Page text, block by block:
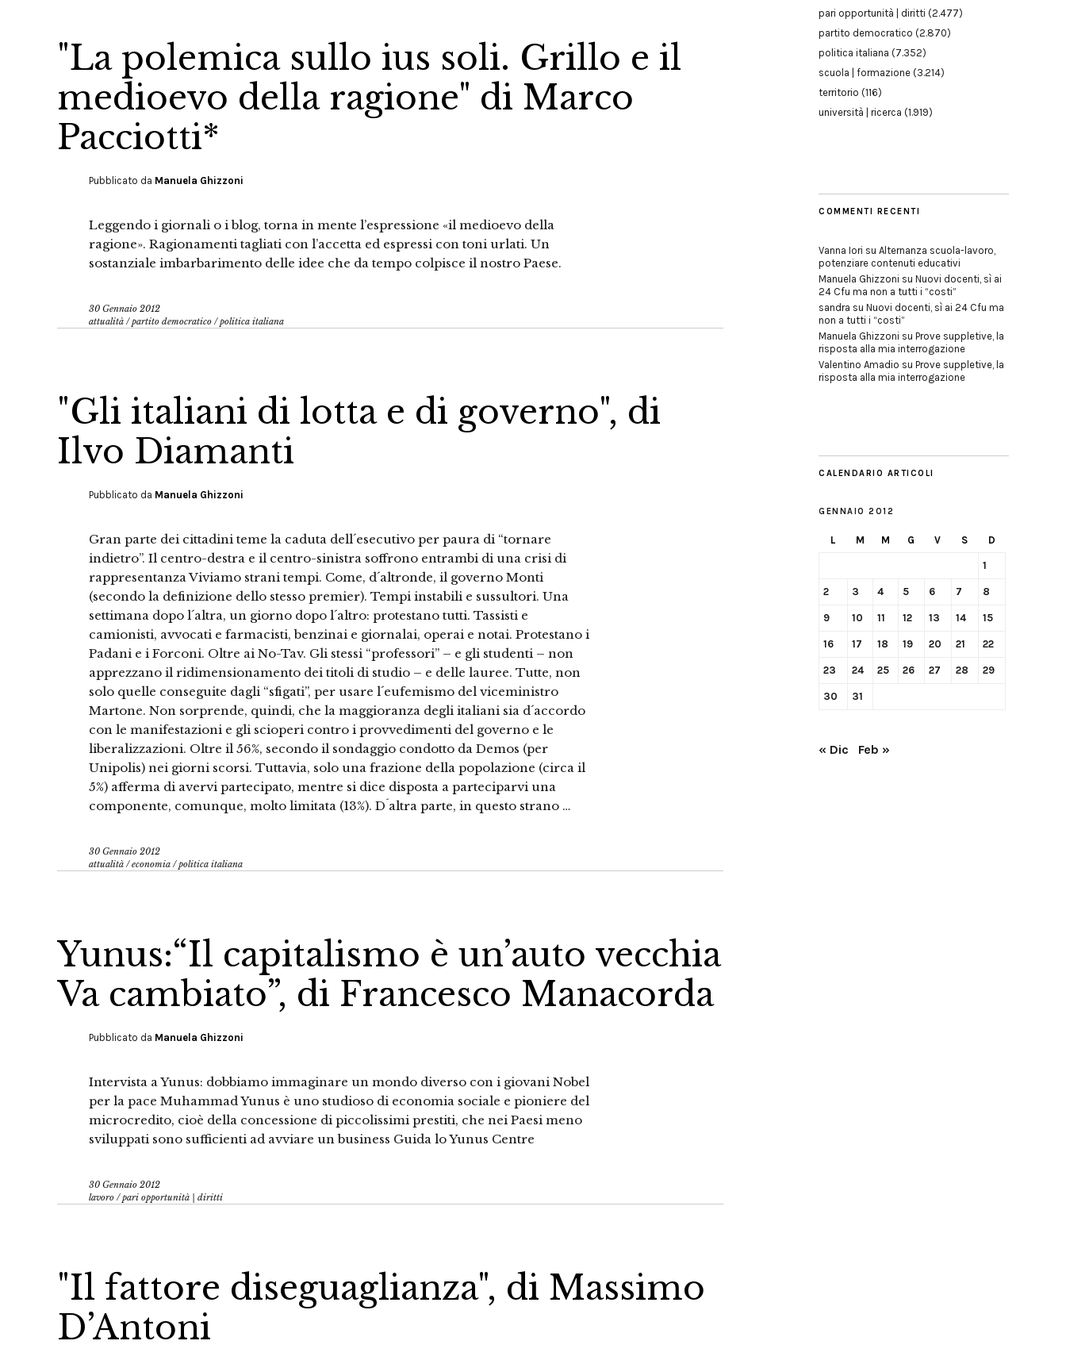
"La polemica sullo ius soli. Grillo e il
medioevo della ragione" di Marco
Pacciotti*
Pubblicato da Manuela Ghizzoni
Leggendo i giornali o i blog, torna in mente l’espressione «il medioevo della
ragione». Ragionamenti tagliati con l’accetta ed espressi con toni urlati. Un
sostanziale imbarbarimento delle idee che da tempo colpisce il nostro Paese.
30 Gennaio 2012
attualità /partito democratico /politica italiana
"Gli italiani di lotta e di governo", di
Ilvo Diamanti
Pubblicato da Manuela Ghizzoni
Gran parte dei cittadini teme la caduta dell´esecutivo per paura di “tornare
indietro”. Il centro-destra e il centro-sinistra soffrono entrambi di una crisi di
rappresentanza Viviamo strani tempi. Come, d´altronde, il governo Monti
(secondo la definizione dello stesso premier). Tempi instabili e sussultori. Una
settimana dopo l´altra, un giorno dopo l´altro: protestano tutti. Tassisti e
camionisti, avvocati e farmacisti, benzinai e giornalai, operai e notai. Protestano i
Padani e i Forconi. Oltre ai No-Tav. Gli stessi “professori” – e gli studenti – non
apprezzano il ridimensionamento dei titoli di studio – e delle lauree. Tutte, non
solo quelle conseguite dagli “sfigati”, per usare l´eufemismo del viceministro
Martone. Non sorprende, quindi, che la maggioranza degli italiani sia d´accordo
con le manifestazioni e gli scioperi contro i provvedimenti del governo e le
liberalizzazioni. Oltre il 56%, secondo il sondaggio condotto da Demos (per
Unipolis) nei giorni scorsi. Tuttavia, solo una frazione della popolazione (circa il
5%) afferma di avervi partecipato, mentre si dice disposta a parteciparvi una
componente, comunque, molto limitata (13%). D´altra parte, in questo strano …
30 Gennaio 2012
attualità /economia /politica italiana
Yunus:“Il capitalismo è un’auto vecchia
Va cambiato”, di Francesco Manacorda
Pubblicato da Manuela Ghizzoni
Intervista a Yunus: dobbiamo immaginare un mondo diverso con i giovani Nobel
per la pace Muhammad Yunus è uno studioso di economia sociale e pioniere del
microcredito, cioè della concessione di piccolissimi prestiti, che nei Paesi meno
sviluppati sono sufficienti ad avviare un business Guida lo Yunus Centre
30 Gennaio 2012
lavoro /pari opportunità | diritti
"Il fattore diseguaglianza", di Massimo
D’Antoni
pari opportunità | diritti (2.477)
partito democratico (2.870)
politica italiana (7.352)
scuola | formazione (3.214)
territorio (116)
università | ricerca (1.919)
COMMENTI RECENTI
Vanna Iori su Alternanza scuola-lavoro,
potenziare contenuti educativi
Manuela Ghizzoni su Nuovi docenti, sì ai
24 Cfu ma non a tutti i “costi”
sandra su Nuovi docenti, sì ai 24 Cfu ma
non a tutti i “costi”
Manuela Ghizzoni su Prove suppletive, la
risposta alla mia interrogazione
Valentino Amadio su Prove suppletive, la
risposta alla mia interrogazione
CALENDARIO ARTICOLI
GENNAIO 2012
L M M G V S D
1
2 3 4 5 6 7 8
9 10 11 12 13 14 15
16 17 18 19 20 21 22
23 24 25 26 27 28 29
30 31
« Dic Feb »